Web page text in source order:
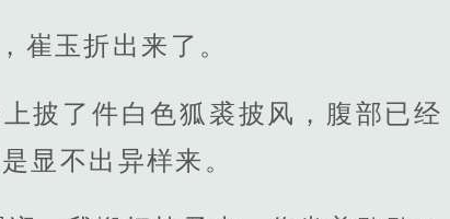
崔玉折出来了。
披了件白色狐裘披风，腹部已经
显不出异样来。